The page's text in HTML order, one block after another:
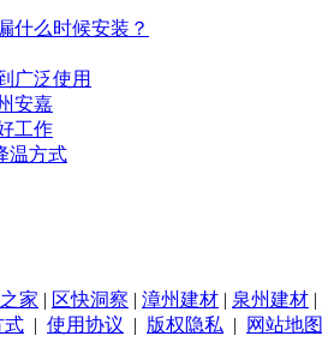
什么时候安装？
广泛使用
安嘉
工作
温方式
家 | 区快洞察 | 漳州建材 | 泉州建材 |
式 | 使用协议 | 版权隐私 | 网站地图